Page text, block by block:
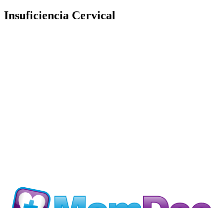
Insuficiencia Cervical